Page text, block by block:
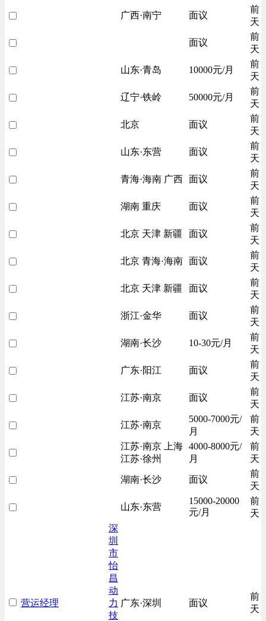
广西·南宁 面议
前
天
面议
前
天
山东·青岛 10000元/月
前
天
辽宁·铁岭 50000元/月
前
天
北京 面议
前
天
山东·东营 面议
前
天
青海·海南 广西 面议
前
天
湖南 重庆 面议
前
天
北京 天津 新疆 面议
前
天
北京 青海·海南 面议
前
天
北京 天津 新疆 面议
前
天
浙江·金华 面议
前
天
湖南·长沙 10-30元/月
前
天
广东·阳江 面议
前
天
江苏·南京 面议
前
天
江苏·南京
5000-7000元/
月
前
天
江苏·南京 上海
江苏·徐州
4000-8000元/
月
前
天
湖南·长沙 面议
前
天
山东·东营
15000-20000
元/月
前
天
营运经理
深
圳
市
怡
昌
动
力
技
广东·深圳 面议
前
天